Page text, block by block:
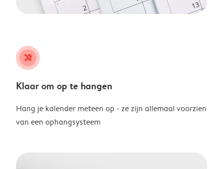
tools
Klaar om op te hangen
Hang je kalender meteen op - ze zijn allemaal voorzien
van een ophangsysteem